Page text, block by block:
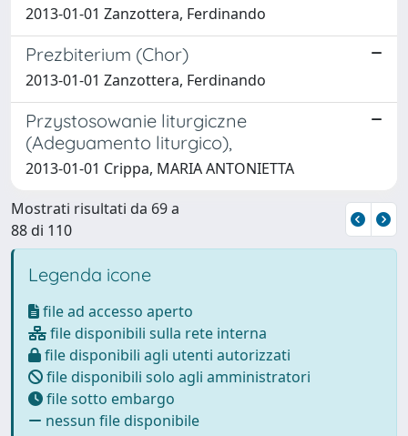
2013-01-01 Zanzottera, Ferdinando
Prezbiterium (Chor)
2013-01-01 Zanzottera, Ferdinando
Przystosowanie liturgiczne
(Adeguamento liturgico),
2013-01-01 Crippa, MARIA ANTONIETTA
Mostrati risultati da 69 a
88 di 110
Legenda icone
file ad accesso aperto
file disponibili sulla rete interna
file disponibili agli utenti autorizzati
file disponibili solo agli amministratori
file sotto embargo
nessun file disponibile